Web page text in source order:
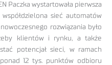
Paczka wystartowała pierwsza
sieć automatów
rozwiązania było
klientów i rynku, a także
potencjał sieci, w ramach
12 tys. punktów odbioru